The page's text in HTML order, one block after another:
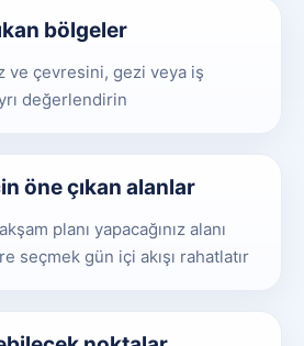
bölgeler
ve çevresini, gezi veya iş
değerlendirin
öne çıkan alanlar
planı yapacağınız alanı
seçmek gün içi akışı rahatlatır